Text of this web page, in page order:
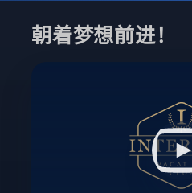
朝着梦想前进！